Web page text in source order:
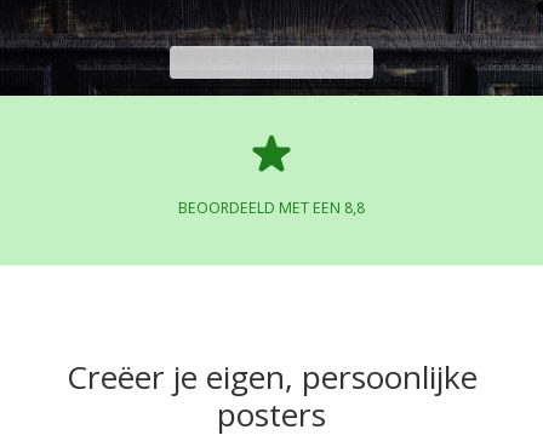
BEOORDEELD MET EEN 8,8
Creëer je eigen, persoonlijke
posters